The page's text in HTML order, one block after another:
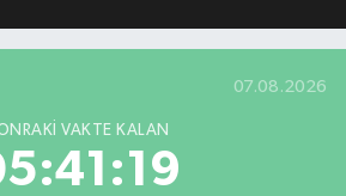
07.08.2026
VAKTE KALAN